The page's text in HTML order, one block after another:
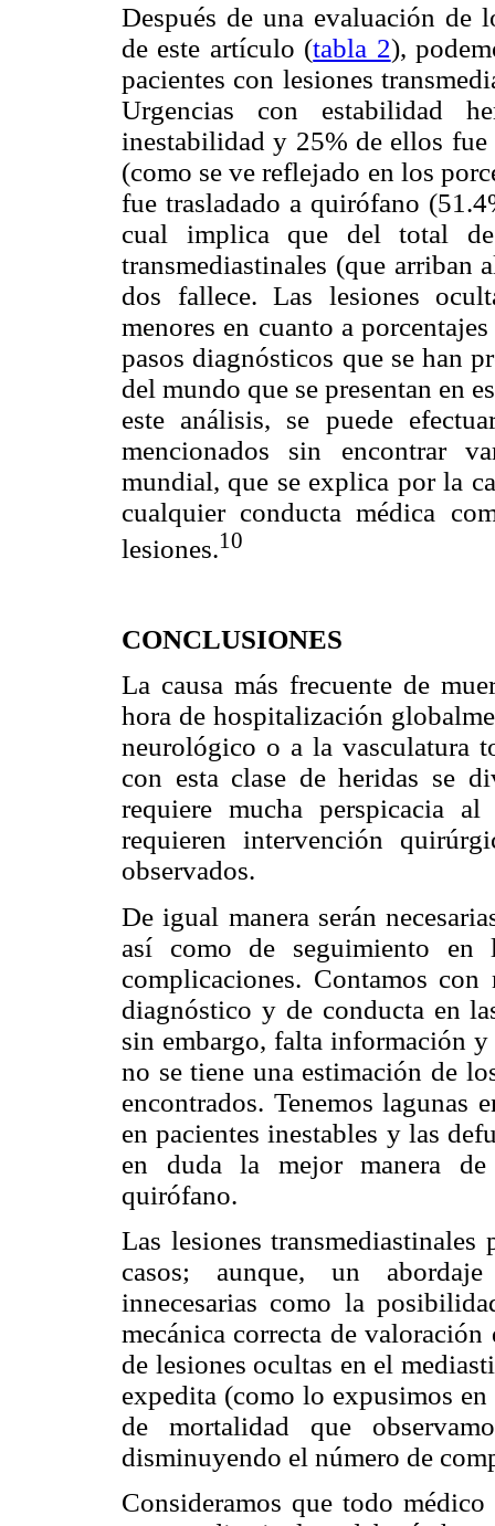
Después de una evaluación de
de este artículo (tabla 2),
pacientes con lesiones
Urgencias con estabilidad
inestabilidad y 25% de ellos
(como se ve reflejado en los
fue trasladado a quirófano
cual implica que del total de
transmediastinales (que arriban
dos fallece. Las lesiones
menores en cuanto a
pasos diagnósticos que se han
del mundo que se presentan en
este análisis, se puede
mencionados sin encontrar
mundial, que se explica por la
cualquier conducta médica
lesiones.10
CONCLUSIONES
La causa más frecuente de
hora de hospitalización
neurológico o a la vasculatura
con esta clase de heridas se
requiere mucha perspicacia
requieren intervención
observados.
De igual manera serán
así como de seguimiento en
complicaciones. Contamos
diagnóstico y de conducta en
sin embargo, falta información
no se tiene una estimación de
encontrados. Tenemos lagunas
en pacientes inestables y las
en duda la mejor manera de
quirófano.
Las lesiones transmediastinales
casos; aunque, un
innecesarias como la
mecánica correcta de valoración
de lesiones ocultas en el
expedita (como lo expusimos
de mortalidad que
disminuyendo el número de
Consideramos que todo